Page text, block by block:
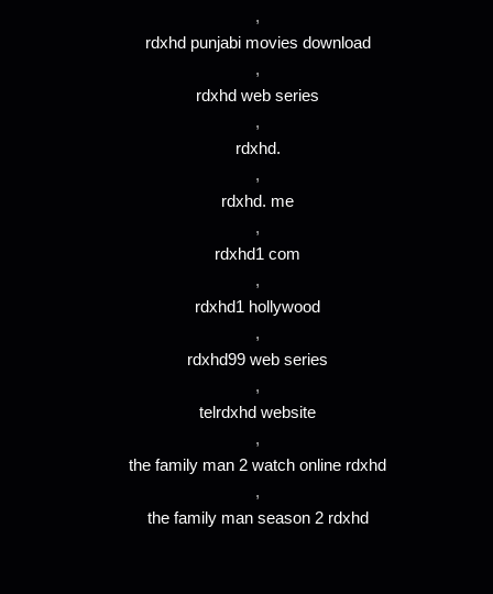
,
rdxhd punjabi movies download
,
rdxhd web series
,
rdxhd.
,
rdxhd. me
,
rdxhd1 com
,
rdxhd1 hollywood
,
rdxhd99 web series
,
telrdxhd website
,
the family man 2 watch online rdxhd
,
the family man season 2 rdxhd